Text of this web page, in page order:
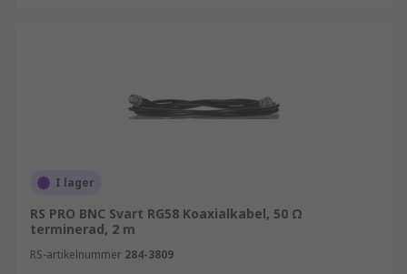
I lager
RS PRO BNC Svart RG58 Koaxialkabel, 50 Ω
terminerad, 2 m
RS-artikelnummer 284-3809